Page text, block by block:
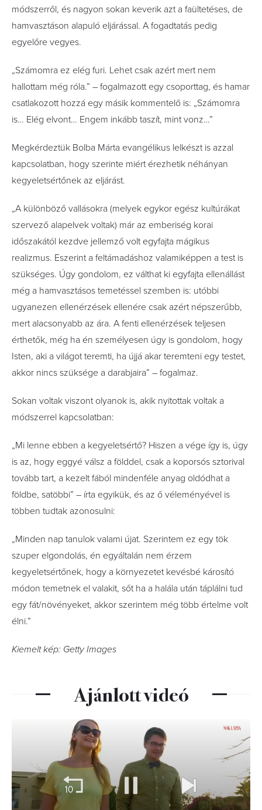
módszerről, és nagyon sokan keverik azt a faültetéses, de
hamvasztáson alapuló eljárással. A fogadtatás pedig
egyelőre vegyes.
„Számomra ez elég furi. Lehet csak azért mert nem
hallottam még róla.” – fogalmazott egy csoporttag, és hamar
csatlakozott hozzá egy másik kommentelő is: „Számomra
is… Elég elvont… Engem inkább taszít, mint vonz…”
Megkérdeztük Bolba Márta evangélikus lelkészt is azzal
kapcsolatban, hogy szerinte miért érezhetik néhányan
kegyeletsértőnek az eljárást.
„A különböző vallásokra (melyek egykor egész kultúrákat
szervező alapelvek voltak) már az emberiség korai
időszakától kezdve jellemző volt egyfajta mágikus
realizmus. Eszerint a feltámadáshoz valamiképpen a test is
szükséges. Úgy gondolom, ez válthat ki egyfajta ellenállást
még a hamvasztásos temetéssel szemben is: utóbbi
ugyanezen ellenérzések ellenére csak azért népszerűbb,
mert alacsonyabb az ára. A fenti ellenérzések teljesen
érthetők, még ha én személyesen úgy is gondolom, hogy
Isten, aki a világot teremti, ha újjá akar teremteni egy testet,
akkor nincs szüksége a darabjaira” – fogalmaz.
Sokan voltak viszont olyanok is, akik nyitottak voltak a
módszerrel kapcsolatban:
„Mi lenne ebben a kegyeletsértő? Hiszen a vége így is, úgy
is az, hogy eggyé válsz a földdel, csak a koporsós sztorival
tovább tart, a kezelt fából mindenféle anyag oldódhat a
földbe, satöbbi” – írta egyikük, és az ő véleményével is
többen tudtak azonosulni:
„Minden nap tanulok valami újat. Szerintem ez egy tök
szuper elgondolás, én egyáltalán nem érzem
kegyeletsértőnek, hogy a környezetet kevésbé károsító
módon temetnek el valakit, sőt ha a halála után táplálni tud
egy fát/növényeket, akkor szerintem még több értelme volt
élni.”
Kiemelt kép: Getty Images
Ajánlott videó